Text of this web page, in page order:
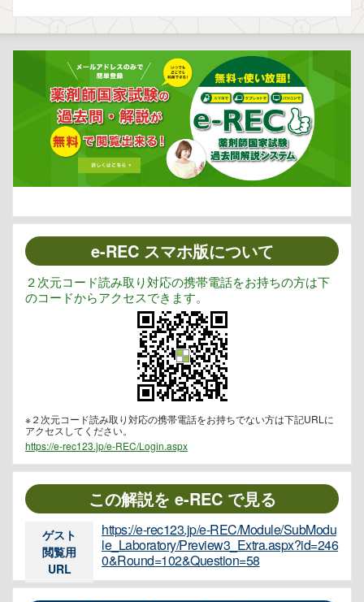
e-REC スマホ版について
２次元コード読み取り対応の携帯電話をお持ちの方は下
のコードからアクセスできます。
※２次元コード読み取り対応の携帯電話をお持ちでない方は下記URLに
アクセスしてください。
https://e-rec123.jp/e-REC/Login.aspx
この解説を e-REC で見る
ゲスト
閲覧用
URL
https://e-rec123.jp/e-REC/Module/SubModu
le_Laboratory/Preview3_Extra.aspx?id=246
0&Round=102&Question=58